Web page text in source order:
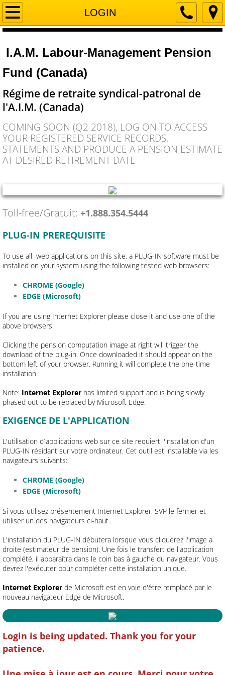
LOGIN
Home
Contact
Address
I.A.M. Labour-Management Pension
Fund (Canada)
Régime de retraite syndical-patronal de
l'A.I.M. (Canada)
COMING SOON (Q2 2018), LOG ON TO ACCESS
YOUR REGISTERED SERVICE RECORDS,
STATEMENTS AND PRODUCE A PENSION ESTIMATE
AT DESIRED RETIREMENT DATE
Toll-free/Gratuit: +1.888.354.5444
PLUG-IN PREREQUISITE
To use all web applications on this site, a PLUG-IN software must be
installed on your system using the following tested web browsers:
​CHROME (Google)
EDGE (Microsoft)
If you are using Internet Explorer please close it and use one of the
above browsers.
Clicking the pension computation image at right will trigger the
download of the plug-in. Once downloaded it should appear on the
bottom left of your browser. Running it will complete the one-time
installation
Note: Internet Explorer has limited support and is being slowly
phased out to be replaced by Microsoft Edge.
EXIGENCE DE L'APPLICATION
L'utilisation d`applications web sur ce site requiert l'installation d'un
PLUG-IN résidant sur votre ordinateur. Cet outil est installable via les
navigateurs suivants::
​CHROME (Google)
EDGE (Microsoft)
Si vous utilisez présentement Internet Explorer, SVP le fermer et
utiliser un des navigateurs ci-haut..
L'installation du PLUG-IN débutera lorsque vous cliquerez l'image a
droite (estimateur de pension). Une fois le transfert de l'application
complété, il apparaîtra dans le coin bas à gauche du navigateur. Vous
devrez l'exécuter pour compléter cette installation unique.
Internet Explorer de Microsoft est en voie d'être remplacé par le
nouveau navigateur Edge de Microsoft. ​
Login is being updated. Thank you for your
patience.